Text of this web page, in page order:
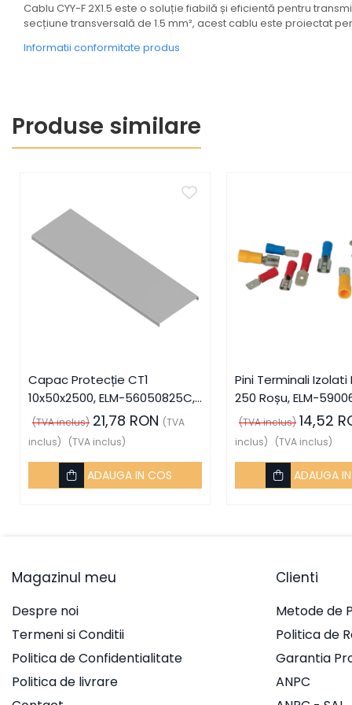
Coftere metalice și
accesorii
Doze
Altele
Iluminat de Siguranță
Senzori
Paratrasnet și Protecție la Trăsnet
Catarge
Montaj Lateral Catarg
Montaj pe acoperis
Piese de adaptare
Prize, întrerupătoare, detectoare
de mișcare și accesorii
Altele
Butoane
Obturatoare
Prelungitoare, Stechere,
Accesorii
Prize
Prize de difuzor
Cablu CYY-F 2X1.5 este o soluție fiabilă și eficientă pentru
secțiune transversală de 1.5 mm², acest cablu este proiectat
Informatii conformitate produs
Produse similare
Capac Protecție CT1
10x50x2500, ELM-56050825C,
Elmark
(TVA inclus) 21,78 RON (TVA
inclus)
(TVA inclus)
ADAUGA IN COS
Pini Terminali Izolati
250 Roșu, ELM-
(TVA inclus) 14,52
inclus)
(TVA inclus)
ADAUGA
Magazinul meu
Despre noi
Termeni si Conditii
Politica de Confidentialitate
Politica de livrare
Clienti
Metode de
Politica de
Garantia
ANPC